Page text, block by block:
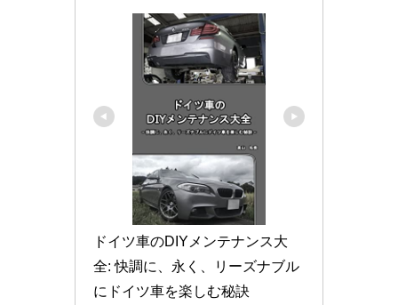
ドイツ車のDIYメンテナンス大
全: 快調に、永く、リーズナブル
にドイツ車を楽しむ秘訣